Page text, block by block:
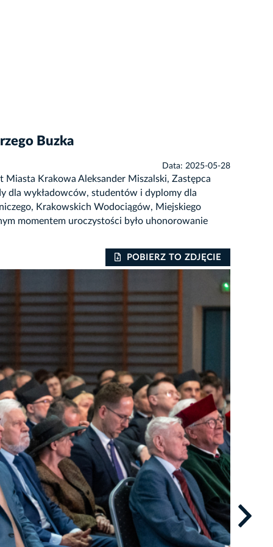
Buzka
Data: 2025-05-28
Krakowa Aleksander Miszalski, Zastępca
dla wykładowców, studentów i dyplomy dla
Krakowskich Wodociągów, Miejskiego
momentem uroczystości było uhonorowanie
POBIERZ TO ZDJĘCIE